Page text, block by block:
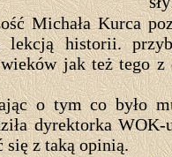
Michała Kurca
lekcją historii.
jak też tego
o tym co było
dyrektorka
się z taką opinią.